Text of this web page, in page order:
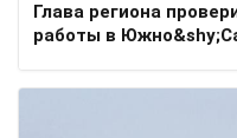
Глава региона
работы в